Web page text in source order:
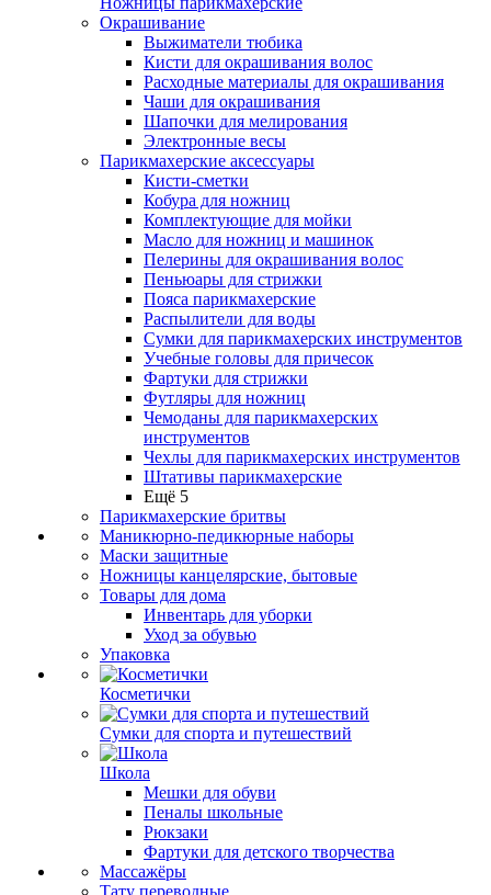
Окрашивание
Выжиматели тюбика
Кисти для окрашивания волос
Расходные материалы для окрашивания
Чаши для окрашивания
Шапочки для мелирования
Электронные весы
Парикмахерские аксессуары
Кисти-сметки
Кобура для ножниц
Комплектующие для мойки
Масло для ножниц и машинок
Пелерины для окрашивания волос
Пеньюары для стрижки
Пояса парикмахерские
Распылители для воды
Сумки для парикмахерских инструментов
Учебные головы для причесок
Фартуки для стрижки
Футляры для ножниц
Чемоданы для парикмахерских
инструментов
Чехлы для парикмахерских инструментов
Штативы парикмахерские
Ещё 5
Парикмахерские бритвы
Маникюрно-педикюрные наборы
Маски защитные
Ножницы канцелярские, бытовые
Товары для дома
Инвентарь для уборки
Уход за обувью
Упаковка
Косметички
Сумки для спорта и путешествий
Школа
Мешки для обуви
Пеналы школьные
Рюкзаки
Фартуки для детского творчества
Массажёры
Тату переводные